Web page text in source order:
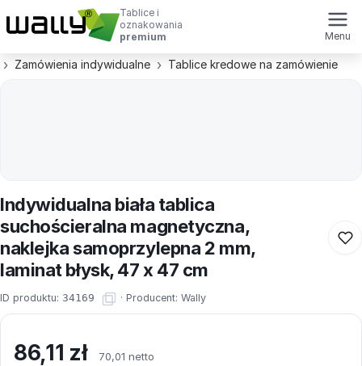
Tablice i
oznakowania
premium
Menu
Zamówienia indywidualne Tablice kredowe na zamówienie
Indywidualna biała tablica
suchościeralna magnetyczna,
naklejka samoprzylepna 2 mm,
laminat błysk, 47 x 47 cm
ID produktu: 34169 · Producent: Wally
86,11 zł 70,01 netto